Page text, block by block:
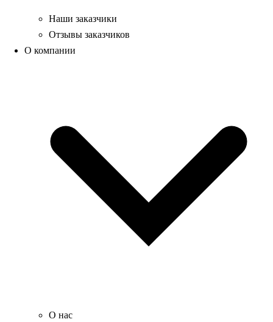
Наши заказчики
Отзывы заказчиков
О компании
О нас